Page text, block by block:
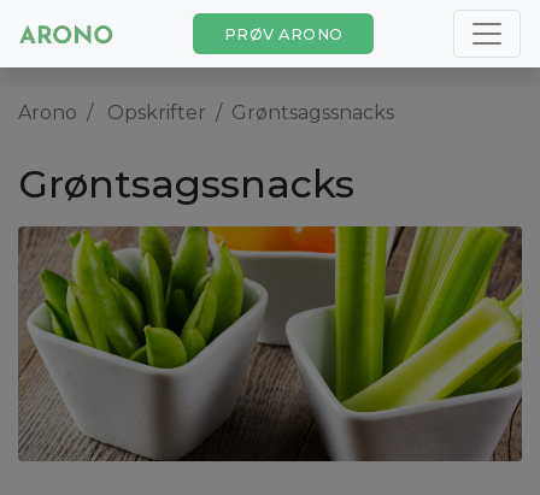
PRØV ARONO
Arono Opskrifter Grøntsagssnacks
Grøntsagssnacks